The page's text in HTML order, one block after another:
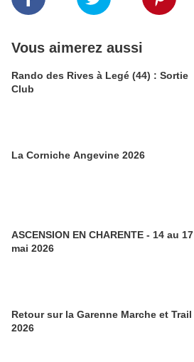
Vous aimerez aussi
Rando des Rives à Legé (44) : Sortie
Club
La Corniche Angevine 2026
ASCENSION EN CHARENTE - 14 au 17
mai 2026
Retour sur la Garenne Marche et Trail
2026